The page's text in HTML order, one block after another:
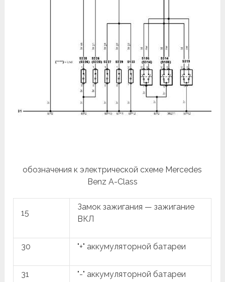
обозначения к электрической схеме Mercedes
Benz A-Class
15
Замок зажигания — зажигание
ВКЛ
30 "+" аккумуляторной батареи
31 "-" аккумуляторной батареи